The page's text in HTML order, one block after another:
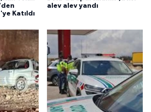
Katıldı
alev alev yandı